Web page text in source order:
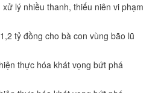
lý nhiều thanh, thiếu niên vi phạm
tỷ đồng cho bà con vùng bão lũ
thực hóa khát vọng bứt phá